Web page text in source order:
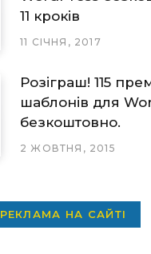
11 кроків
11 СІЧНЯ, 2017
Розіграш! 115
шаблонів для
безкоштовно.
2 ЖОВТНЯ, 2015
РЕКЛАМА НА САЙТІ